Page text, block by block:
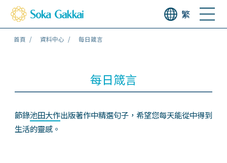
繁
首頁 資料中心 每日箴言
每日箴言
節錄池田大作出版著作中精選句子，希望您每天能從中得到
生活的靈感。